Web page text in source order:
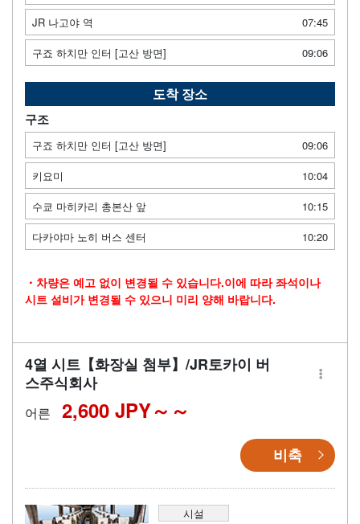
JR 나고야 역
07:45
구죠 하치만 인터 [고산 방면]
09:06
도착 장소
구조
구죠 하치만 인터 [고산 방면]
09:06
키요미
10:04
수쿄 마히카리 총본산 앞
10:15
다카야마 노히 버스 센터
10:20
・차량은 예고 없이 변경될 수 있습니다.이에 따라 좌석이나
시트 설비가 변경될 수 있으니 미리 양해 바랍니다.
4열 시트【화장실 첨부】/JR토카이 버
스주식회사
어른 2,600 JPY～
비축
시설